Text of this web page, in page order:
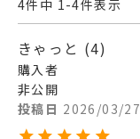
4件中 1 -4件表示
きゃっと 4
購入者
非公開
投稿日 2026/03/27